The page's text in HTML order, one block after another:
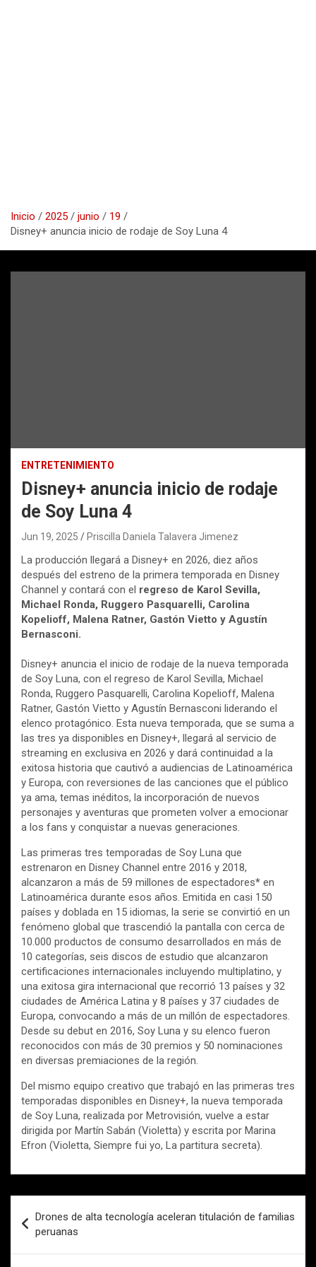
Inicio 2025 junio
19
Disney+ anuncia inicio de rodaje de Soy Luna 4
ENTRETENIMIENTO
Disney+ anuncia inicio de rodaje
de Soy Luna 4
Jun 19, 2025 Priscilla Daniela Talavera Jimenez
La producción llegará a Disney+ en 2026, diez años
después del estreno de la primera temporada en Disney
Channel y contará con el regreso de Karol Sevilla,
Michael Ronda, Ruggero Pasquarelli, Carolina
Kopelioff, Malena Ratner, Gastón Vietto y Agustín
Bernasconi.
Disney+ anuncia el inicio de rodaje de la nueva temporada
de Soy Luna, con el regreso de Karol Sevilla, Michael
Ronda, Ruggero Pasquarelli, Carolina Kopelioff, Malena
Ratner, Gastón Vietto y Agustín Bernasconi liderando el
elenco protagónico. Esta nueva temporada, que se suma a
las tres ya disponibles en Disney+, llegará al servicio de
streaming en exclusiva en 2026 y dará continuidad a la
exitosa historia que cautivó a audiencias de Latinoamérica
y Europa, con reversiones de las canciones que el público
ya ama, temas inéditos, la incorporación de nuevos
personajes y aventuras que prometen volver a emocionar
a los fans y conquistar a nuevas generaciones.
Las primeras tres temporadas de Soy Luna que
estrenaron en Disney Channel entre 2016 y 2018,
alcanzaron a más de 59 millones de espectadores* en
Latinoamérica durante esos años. Emitida en casi 150
países y doblada en 15 idiomas, la serie se convirtió en un
fenómeno global que trascendió la pantalla con cerca de
10.000 productos de consumo desarrollados en más de
10 categorías, seis discos de estudio que alcanzaron
certificaciones internacionales incluyendo multiplatino, y
una exitosa gira internacional que recorrió 13 países y 32
ciudades de América Latina y 8 países y 37 ciudades de
Europa, convocando a más de un millón de espectadores.
Desde su debut en 2016, Soy Luna y su elenco fueron
reconocidos con más de 30 premios y 50 nominaciones
en diversas premiaciones de la región.
Del mismo equipo creativo que trabajó en las primeras tres
temporadas disponibles en Disney+, la nueva temporada
de Soy Luna, realizada por Metrovisión, vuelve a estar
dirigida por Martín Sabán (Violetta) y escrita por Marina
Efron (Violetta, Siempre fui yo, La partitura secreta).
de
entradas
Drones de alta tecnología aceleran titulación de familias
peruanas